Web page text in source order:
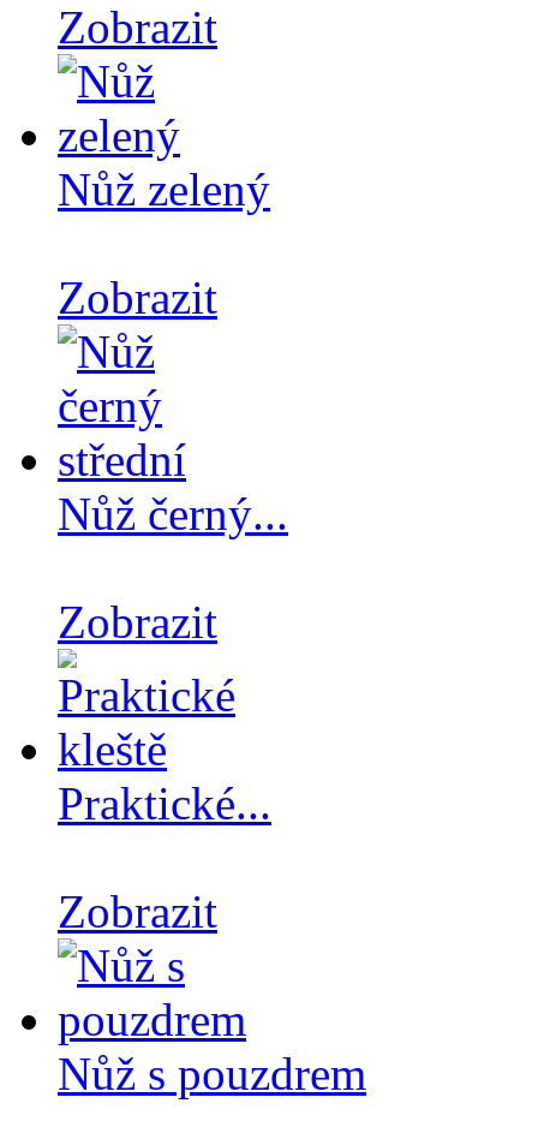
Zobrazit
Nůž zelený
Zobrazit
Nůž černý...
Zobrazit
Praktické...
Zobrazit
Nůž s pouzdrem